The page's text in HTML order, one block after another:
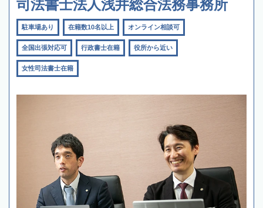
司法書士法人浅井総合法務事務所
駐車場あり 在籍数10名以上 オンライン相談可
全国出張対応可 行政書士在籍 役所から近い
女性司法書士在籍